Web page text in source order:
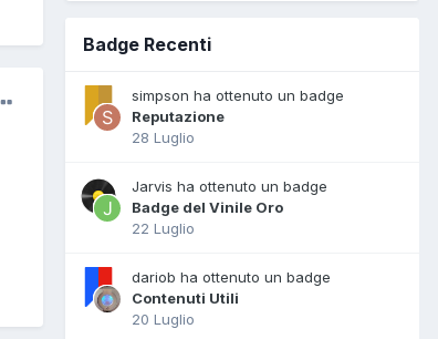
Badge Recenti
simpson ha ottenuto un badge
Reputazione
28 Luglio
Jarvis ha ottenuto un badge
Badge del Vinile Oro
22 Luglio
dariob ha ottenuto un badge
Contenuti Utili
20 Luglio